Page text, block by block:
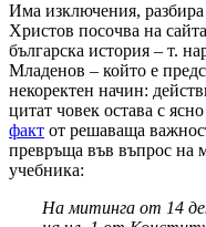
Има изключения,
Христов посочва на
българска история – т.
Младенов – който е
некоректен начин:
цитат човек остава с
факт от решаваща
превръща във въпрос на
учебника:
На митинга от 14